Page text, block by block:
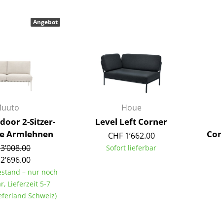
Blick
2-Sitzer-
Armlehnen
– nur noch
Lieferzeit 5-7
Schweiz)
Angebot
Houe
Level Left Corner
CHF 1’662.00
Sofort lieferbar